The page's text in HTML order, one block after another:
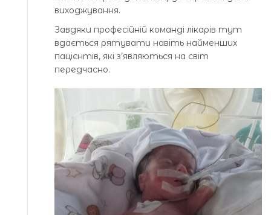
виходжування.
Завдяки професійній команді лікарів тут
вдається рятувати навіть найменших
пацієнтів, які з’являються на світ
передчасно.